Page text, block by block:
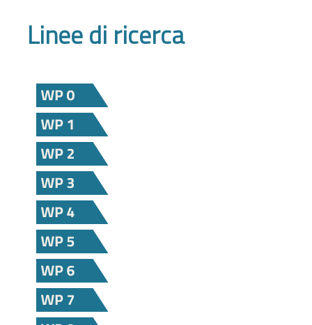
Linee di ricerca